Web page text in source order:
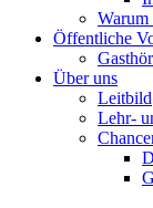
Öffentliche
Über uns
Leitbild
Lehr-